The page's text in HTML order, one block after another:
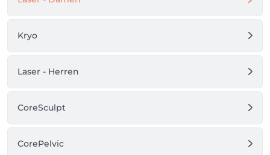
Kryo
Laser - Herren
CoreSculpt
CorePelvic